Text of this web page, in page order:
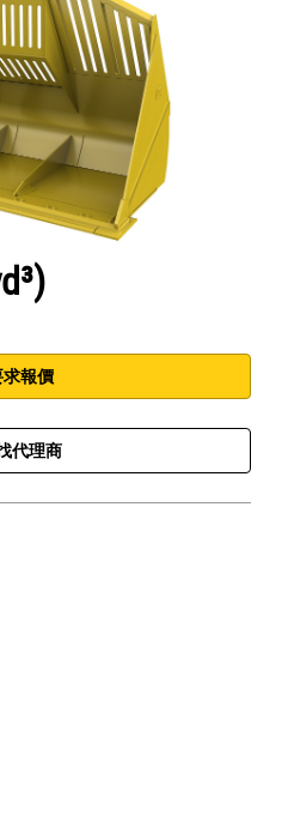
報價
代理商